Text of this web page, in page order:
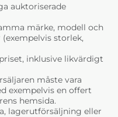
auktoriserade
märke, modell och
storlek,
inklusive likvärdigt
måste vara
exempelvis en offert
hemsida.
lagerutförsäljning eller